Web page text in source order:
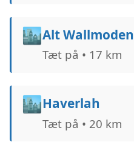
🏙️Alt Wallmoden
Tæt på • 17 km
🏙️Haverlah
Tæt på • 20 km